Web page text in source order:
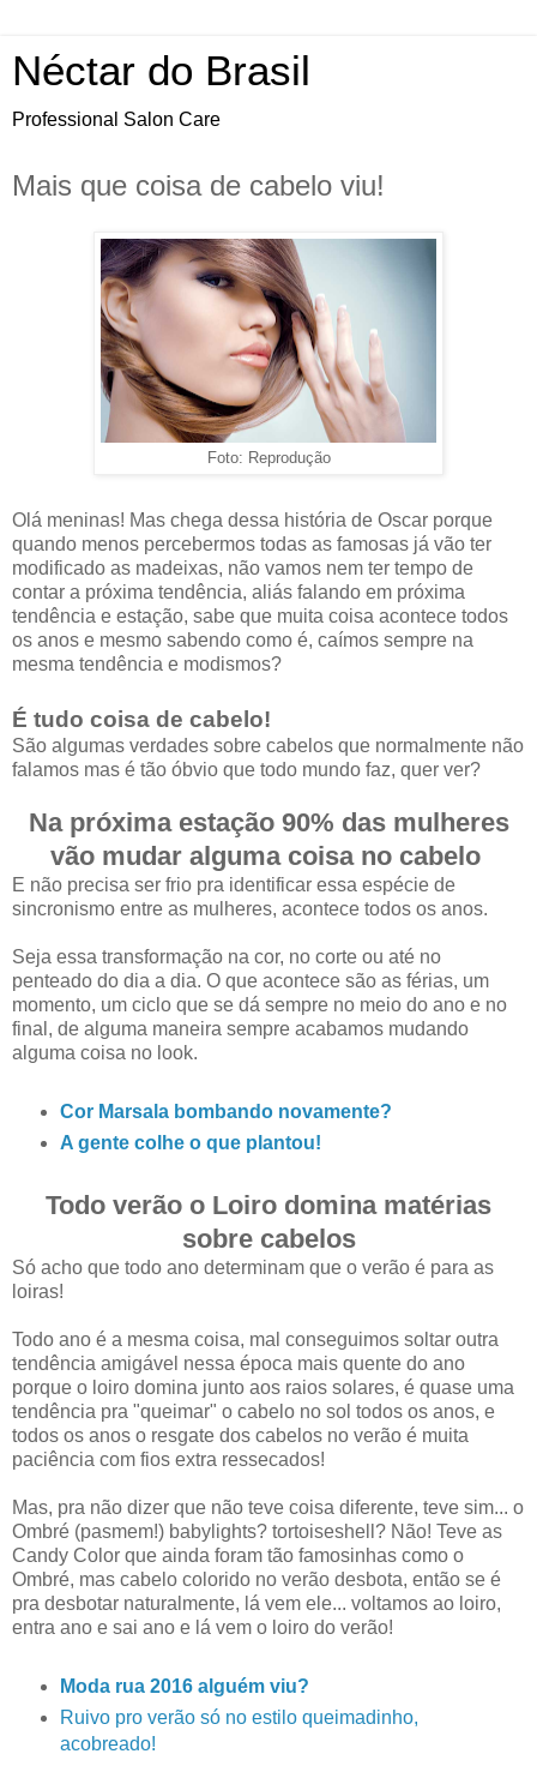
Néctar do Brasil
Professional Salon Care
Mais que coisa de cabelo viu!
Foto: Reprodução
Olá meninas! Mas chega dessa história de Oscar porque
quando menos percebermos todas as famosas já vão ter
modificado as madeixas, não vamos nem ter tempo de
contar a próxima tendência, aliás falando em próxima
tendência e estação, sabe que muita coisa acontece todos
os anos e mesmo sabendo como é, caímos sempre na
mesma tendência e modismos?
É tudo coisa de cabelo!
São algumas verdades sobre cabelos que normalmente não
falamos mas é tão óbvio que todo mundo faz, quer ver?
Na próxima estação 90% das mulheres
vão mudar alguma coisa no cabelo
E não precisa ser frio pra identificar essa espécie de
sincronismo entre as mulheres, acontece todos os anos.
Seja essa transformação na cor, no corte ou até no
penteado do dia a dia. O que acontece são as férias, um
momento, um ciclo que se dá sempre no meio do ano e no
final, de alguma maneira sempre acabamos mudando
alguma coisa no look.
Cor Marsala bombando novamente?
A gente colhe o que plantou!
Todo verão o Loiro domina matérias
sobre cabelos
Só acho que todo ano determinam que o verão é para as
loiras!
Todo ano é a mesma coisa, mal conseguimos soltar outra
tendência amigável nessa época mais quente do ano
porque o loiro domina junto aos raios solares, é quase uma
tendência pra "queimar" o cabelo no sol todos os anos, e
todos os anos o resgate dos cabelos no verão é muita
paciência com fios extra ressecados!
Mas, pra não dizer que não teve coisa diferente, teve sim... o
Ombré (pasmem!) babylights? tortoiseshell? Não! Teve as
Candy Color que ainda foram tão famosinhas como o
Ombré, mas cabelo colorido no verão desbota, então se é
pra desbotar naturalmente, lá vem ele... voltamos ao loiro,
entra ano e sai ano e lá vem o loiro do verão!
Moda rua 2016 alguém viu?
Ruivo pro verão só no estilo queimadinho,
acobreado!